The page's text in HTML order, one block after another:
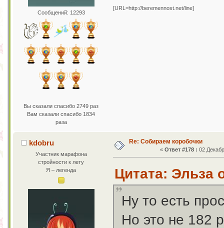
Сообщений: 12293
Вы сказали спасибо 2749 раз
Вам сказали спасибо 1834
раза
[URL=http://beremennost.net/line]
kdobru
Участник марафона
стройности к лету
Я – легенда
Re: Собираем коробочки
« Ответ #178 : 02
Цитата: Эльза
Ну то есть
Но это не 182